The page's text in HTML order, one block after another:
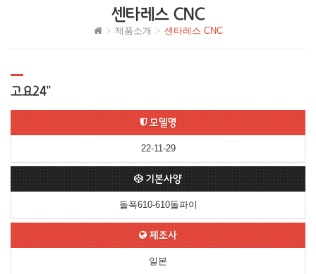
센타레스 CNC
제품소개 센타레스 CNC
고요24"
모델명
22-11-29
기본사양
돌폭610-610돌파이
제조사
일본